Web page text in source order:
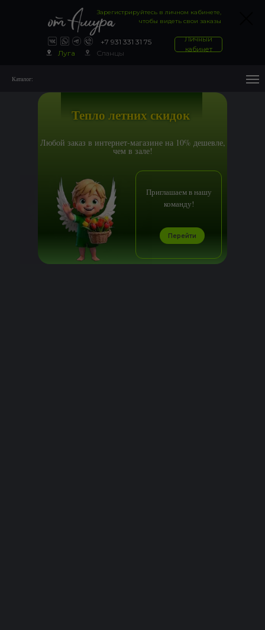
+7 931 331 31 75
Луга
Сланцы
Личный
кабинет
Зарегистрируйтесь в личном кабинете,
чтобы видеть свои заказы
Каталог:
Любой заказ в интернет-магазине на 10% дешевле,
чем в зале!
Приглашаем в нашу
команду!
Тепло летних скидок
Перейти